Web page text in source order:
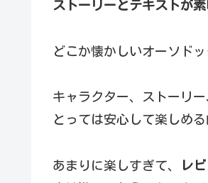
ストーリーとテキストが
どこか懐かしいオーソド
キャラクター、ストーリ
とっては安心して楽しめ
あまりに楽しすぎて、 レ